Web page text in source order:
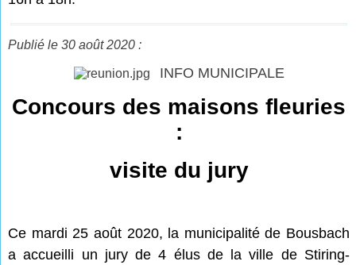
Publié le 30 août 2020 :
INFO MUNICIPALE
Concours des maisons fleuries
:
visite du jury
Ce mardi 25 août 2020, la municipalité de Bousbach
a accueilli un jury de 4 élus de la ville de Stiring-